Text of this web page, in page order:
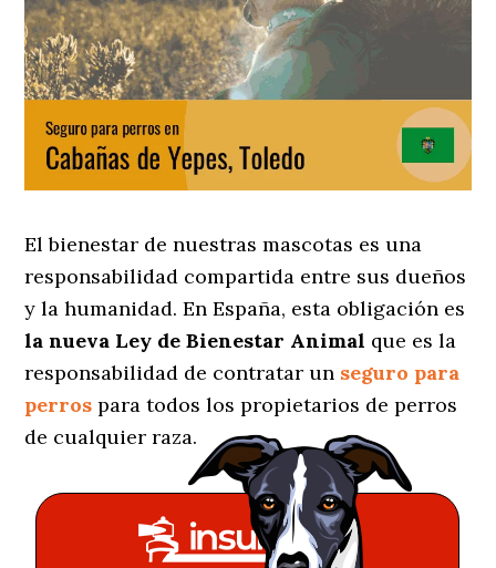
El bienestar de nuestras mascotas es una
responsabilidad compartida entre sus dueños
y la humanidad. En España, esta obligación es
la nueva Ley de Bienestar Animal que es la
responsabilidad de contratar un seguro para
perros para todos los propietarios de perros
de cualquier raza.